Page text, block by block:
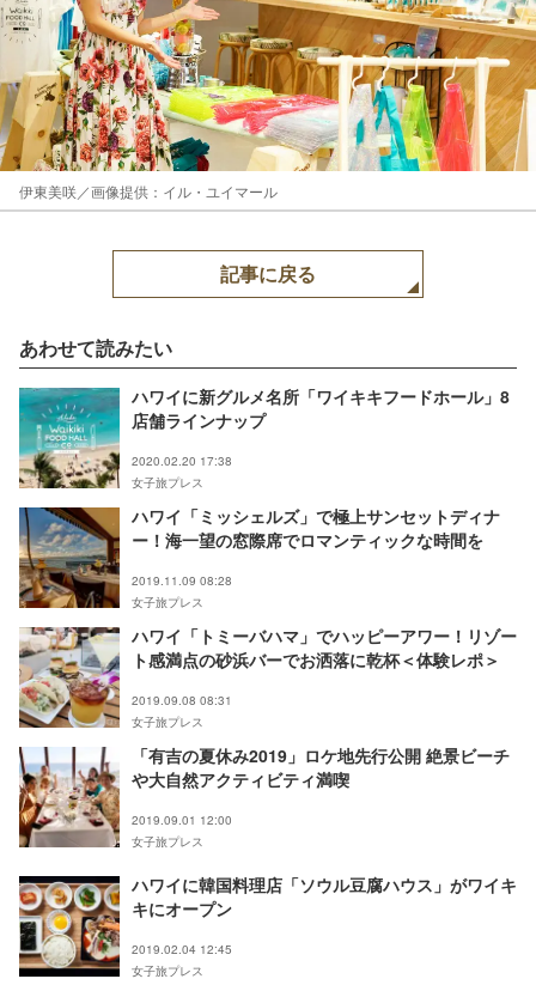
伊東美咲／画像提供：イル・ユイマール
記事に戻る
あわせて読みたい
ハワイに新グルメ名所「ワイキキフードホール」8
店舗ラインナップ
2020.02.20 17:38
女子旅プレス
ハワイ「ミッシェルズ」で極上サンセットディナ
ー！海一望の窓際席でロマンティックな時間を
2019.11.09 08:28
女子旅プレス
ハワイ「トミーバハマ」でハッピーアワー！リゾー
ト感満点の砂浜バーでお洒落に乾杯＜体験レポ＞
2019.09.08 08:31
女子旅プレス
「有吉の夏休み2019」ロケ地先行公開 絶景ビーチ
や大自然アクティビティ満喫
2019.09.01 12:00
女子旅プレス
ハワイに韓国料理店「ソウル豆腐ハウス」がワイキ
キにオープン
2019.02.04 12:45
女子旅プレス